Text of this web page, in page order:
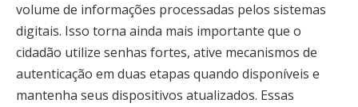
volume de informações processadas pelos sistemas
digitais. Isso torna ainda mais importante que o
cidadão utilize senhas fortes, ative mecanismos de
autenticação em duas etapas quando disponíveis e
mantenha seus dispositivos atualizados. Essas